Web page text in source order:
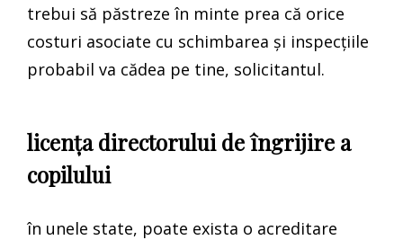
trebui să păstreze în minte prea că orice
costuri asociate cu schimbarea și inspecțiile
probabil va cădea pe tine, solicitantul.
licența directorului de îngrijire a
copilului
în unele state, poate exista o acreditare